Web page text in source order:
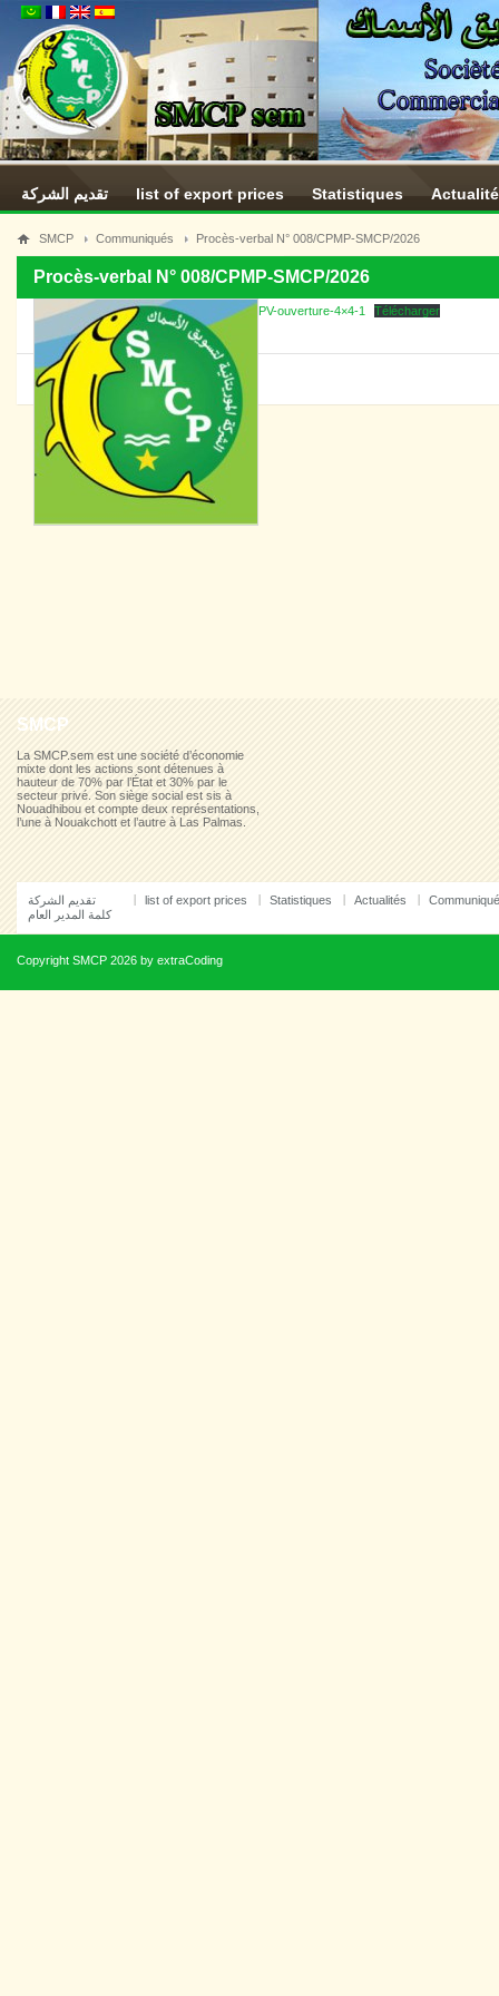
تقديم الشركة list of export prices Statistiques
SMCP Communiqués Procès-verbal N° 008/CPMP-SMCP/2026
Procès-verbal N° 008/CPMP-SMCP/2026
PV-ouverture-4×4-1 Télécharger
SMCP
La SMCP.sem est une société d’économie
mixte dont les actions sont détenues à
hauteur de 70% par l’État et 30% par le
secteur privé. Son siège social est sis à
Nouadhibou et compte deux représentations,
l’une à Nouakchott et l’autre à Las Palmas.
تقديم الشركة
كلمة المدير العام
list of export prices Statistiques Actualités
Copyright SMCP 2026 by extraCoding